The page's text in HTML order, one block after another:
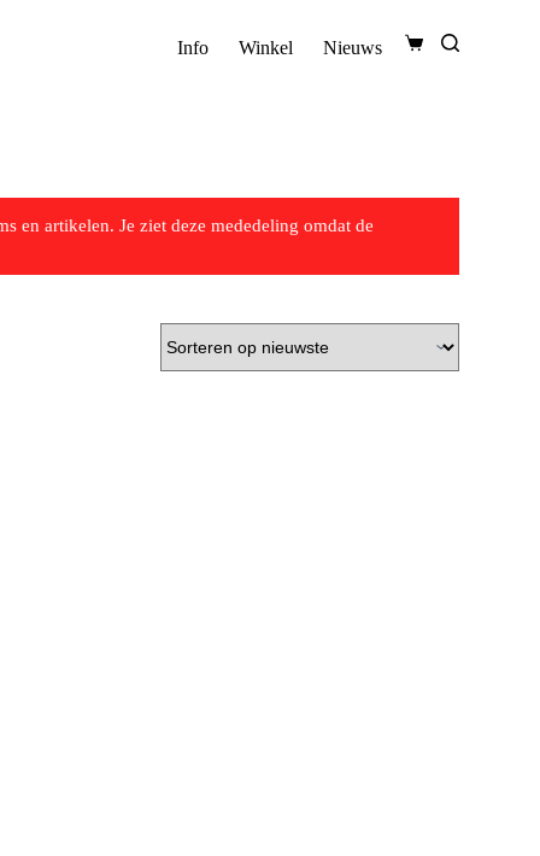
Info Winkel Nieuws
en artikelen. Je ziet deze mededeling omdat de